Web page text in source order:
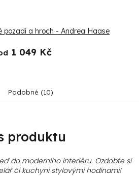
pozadí a hroch - Andrea Haase
1 049 Kč
Podobné (10)
produktu
do moderního interiéru. Ozdobte si
či kuchyni stylovými hodinami!